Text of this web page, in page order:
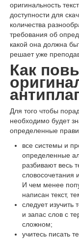
оригинальность
доступности для
количества
требования об
какой она должна
решает уже
Как
Для того чтобы
необходимо будет
определенные
все системы и
определенные
разбивают весь
словосочетания
И чем менее
написан текст,
следует изучить
и запас слов с
сложном;
учитесь писать